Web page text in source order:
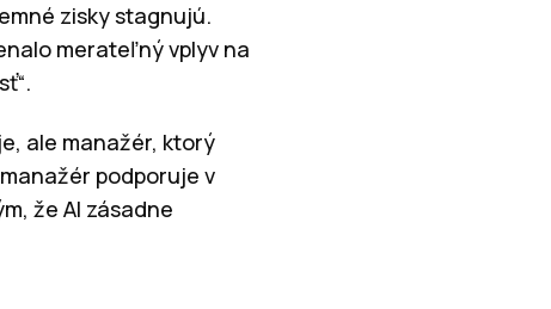
zisky stagnujú.
merateľný vplyv na
ale manažér, ktorý
podporuje v
že AI zásadne